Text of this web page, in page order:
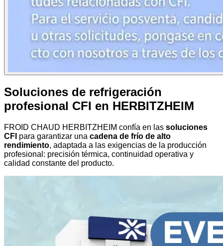
Soluciones de refrigeración
profesional CFI en HERBITZHEIM
FROID CHAUD HERBITZHEIM confía en las soluciones
CFI para garantizar una cadena de frío de alto
rendimiento, adaptada a las exigencias de la producción
profesional: precisión térmica, continuidad operativa y
calidad constante del producto.